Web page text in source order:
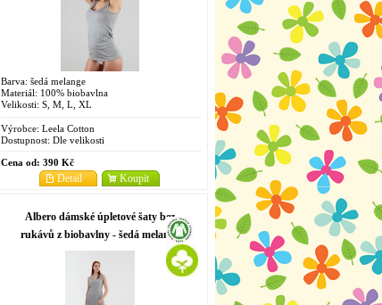
Barva: šedá melange
Materiál: 100% biobavlna
Velikosti: S, M, L, XL
Výrobce: Leela Cotton
Dostupnost: Dle velikosti
Cena od: 390 Kč
Koupit
Detail
Albero dámské úpletové šaty bez
rukávů z biobavlny - šedá melange